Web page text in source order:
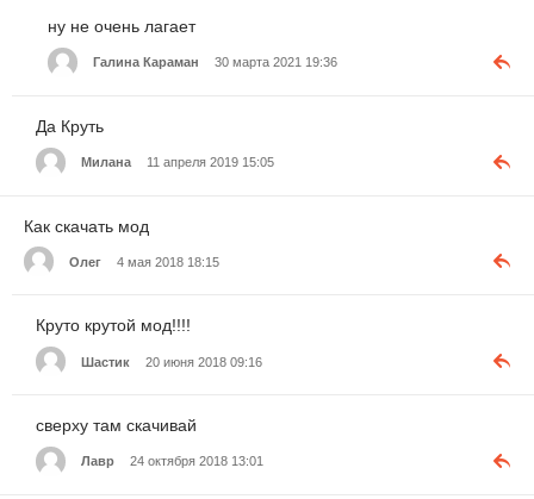
ну не очень лагает
Галина Караман 30 марта 2021 19:36
Да Круть
Милана 11 апреля 2019 15:05
Как скачать мод
Олег 4 мая 2018 18:15
Круто крутой мод!!!!
Шастик 20 июня 2018 09:16
сверху там скачивай
Лавр 24 октября 2018 13:01